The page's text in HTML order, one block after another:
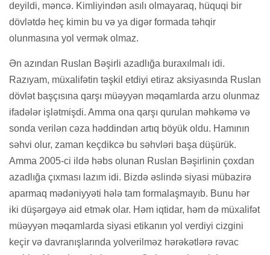
deyildi, məncə. Kimliyindən asılı olmayaraq, hüquqi bir
dövlətdə heç kimin bu və ya digər formada təhqir
olunmasına yol vermək olmaz.
Ən azından Ruslan Bəşirli azadlığa buraxılmalı idi.
Razıyam, müxalifətin təşkil etdiyi etiraz aksiyasında Ruslan
dövlət başçısına qarşı müəyyən məqamlarda arzu olunmaz
ifadələr işlətmişdi. Amma ona qarşı qurulan məhkəmə və
sonda verilən cəza həddindən artıq böyük oldu. Hamının
səhvi olur, zaman keçdikcə bu səhvləri başa düşürük.
Amma 2005-ci ildə həbs olunan Ruslan Bəşirlinin çoxdan
azadlığa çıxması lazım idi. Bizdə əslində siyasi mübazirə
aparmaq mədəniyyəti hələ tam formalaşmayıb. Bunu hər
iki düşərgəyə aid etmək olar. Həm iqtidar, həm də müxalifət
müəyyən məqamlarda siyasi etikanın yol verdiyi cizgini
keçir və davranışlarında yolverilməz hərəkətlərə rəvac